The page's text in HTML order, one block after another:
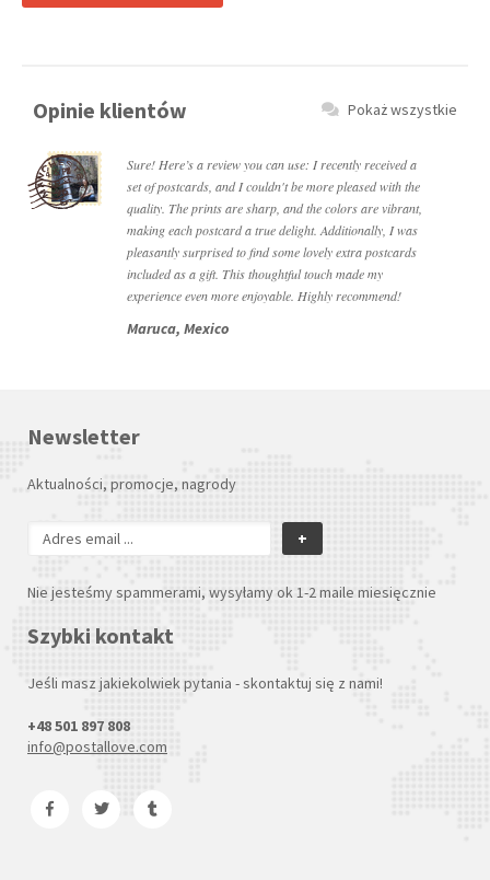
Opinie klientów Pokaż wszystkie
Sure! Here’s a review you can use: I recently received a
set of postcards, and I couldn't be more pleased with the
quality. The prints are sharp, and the colors are vibrant,
making each postcard a true delight. Additionally, I was
pleasantly surprised to find some lovely extra postcards
included as a gift. This thoughtful touch made my
experience even more enjoyable. Highly recommend!
Maruca, Mexico
Newsletter
Aktualności, promocje, nagrody
+
Nie jesteśmy spammerami, wysyłamy ok 1-2 maile miesięcznie
Szybki kontakt
Jeśli masz jakiekolwiek pytania - skontaktuj się z nami!
+48 501 897 808
info@postallove.com